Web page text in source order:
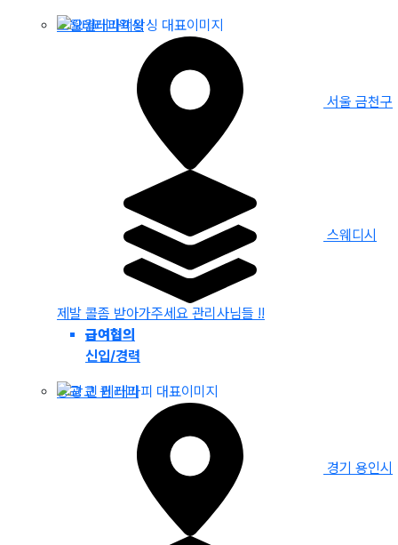
오월테라피왁싱
서울 금천구
스웨디시
제발 콜좀 받아가주세요 관리사님들 !!
급여협의
신입/경력
광교 퀸 테라피
경기 용인시